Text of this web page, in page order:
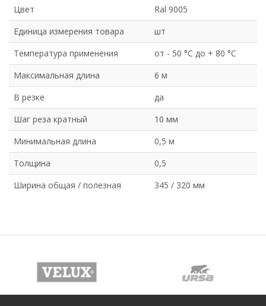
Цвет
Ral 9005
Единица измерения товара
шт
Температура применения
от - 50 °C до + 80 °C
Максимальная длина
6 м
В резке
да
Шаг реза кратный
10 мм
Минимальная длина
0,5 м
Толщина
0,5
Ширина общая / полезная
345 / 320 мм